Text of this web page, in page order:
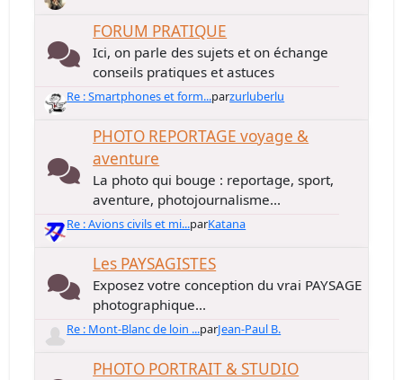
FORUM PRATIQUE
Ici, on parle des sujets et on échange
conseils pratiques et astuces
Re : Smartphones et form...parzurluberlu
PHOTO REPORTAGE voyage &
aventure
La photo qui bouge : reportage, sport,
aventure, photojournalisme...
Re : Avions civils et mi...parKatana
Les PAYSAGISTES
Exposez votre conception du vrai PAYSAGE
photographique...
Re : Mont-Blanc de loin ...parJean-Paul B.
PHOTO PORTRAIT & STUDIO